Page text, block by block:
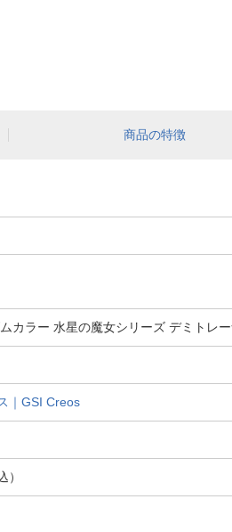
商品の特徴
カラー 水星の魔女シリーズ デミトレ
｜GSI Creos
）